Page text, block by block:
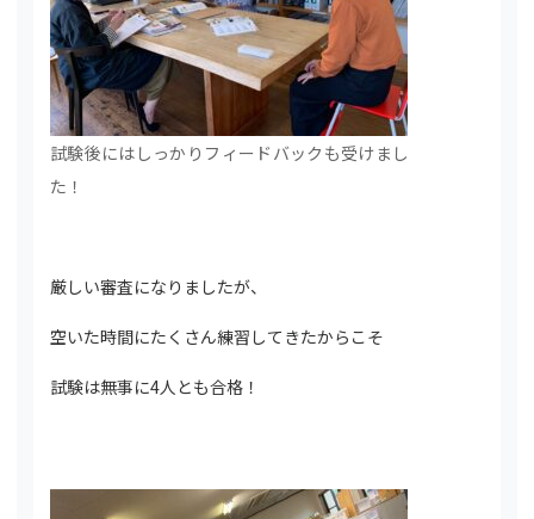
試験後にはしっかりフィードバックも受けまし
た！
厳しい審査になりましたが、
空いた時間にたくさん練習してきたからこそ
試験は無事に4人とも合格！